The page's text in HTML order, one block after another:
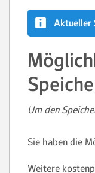
Aktueller
Um den
Sie haben die
Weitere